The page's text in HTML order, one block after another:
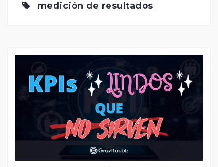
medición de resultados